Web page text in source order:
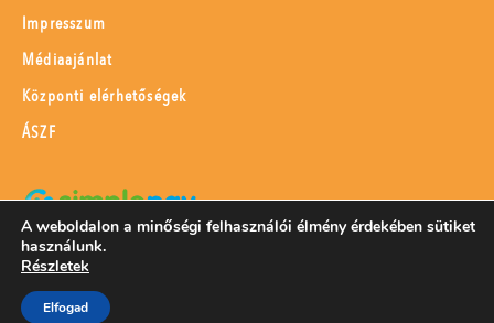
Impresszum
Médiaajánlat
Központi elérhetőségek
ÁSZF
SimplePay adattovábbítási nyilatkozat
A weboldalon a minőségi felhasználói élmény érdekében sütiket
használunk.
Részletek
Elfogad